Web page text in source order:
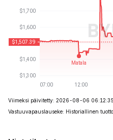
Viimeksi päivitetty: 2026-08-06 06:12:35
Vastuuvapauslauseke: Historiallinen